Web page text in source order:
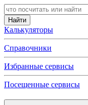
Калькуляторы
Справочники
Избранные сервисы
Посещенные сервисы